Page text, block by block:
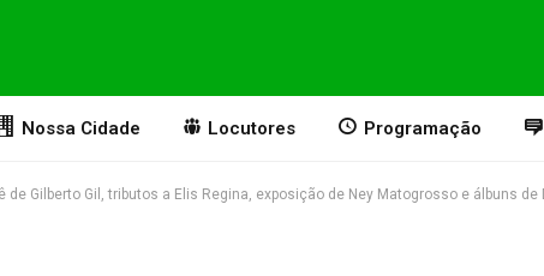
Nossa Cidade Locutores Programação
de Gilberto Gil, tributos a Elis Regina, exposição de Ney Matogrosso e álbuns